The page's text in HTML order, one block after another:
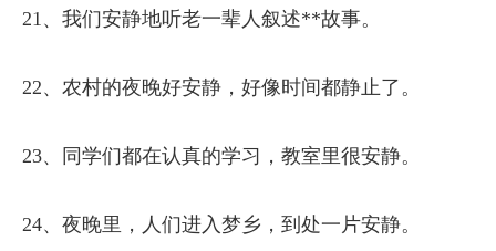
21、我们安静地听老一辈人叙述**故事。
22、农村的夜晚好安静，好像时间都静止了。
23、同学们都在认真的学习，教室里很安静。
24、夜晚里，人们进入梦乡，到处一片安静。